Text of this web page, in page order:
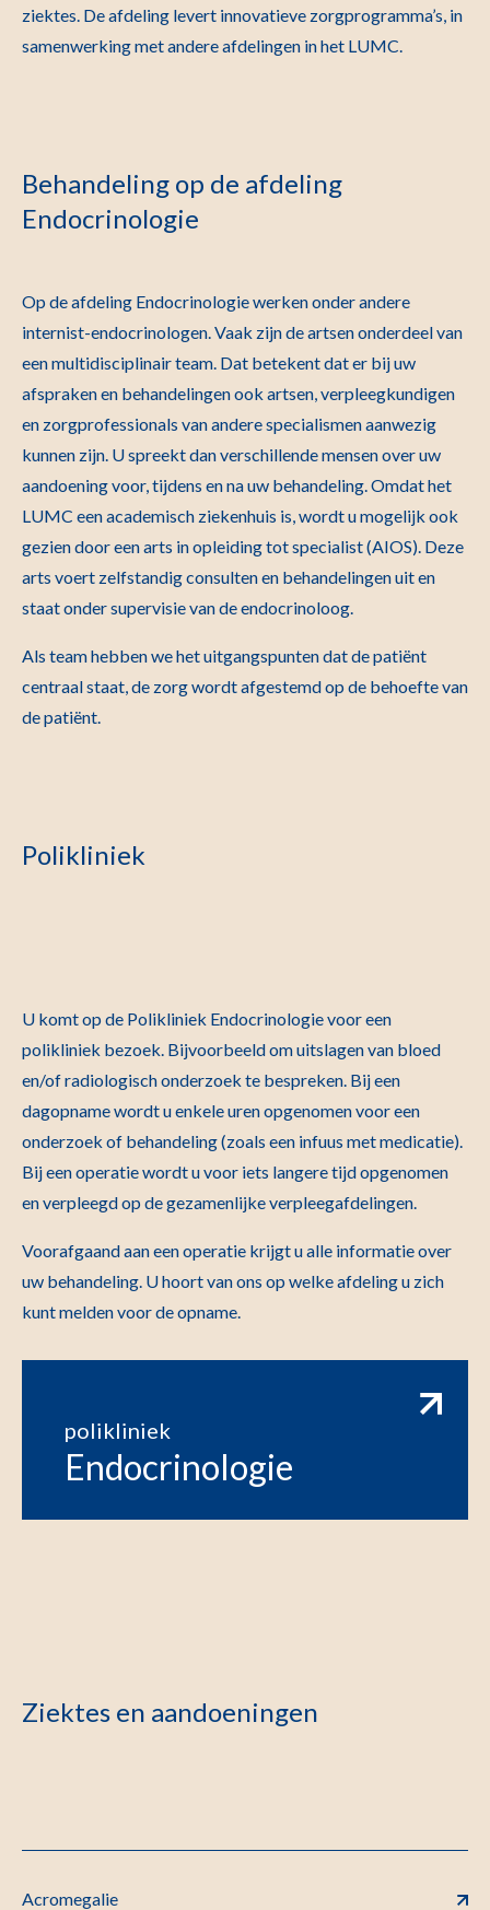
ziektes. De afdeling levert innovatieve zorgprogramma’s, in
samenwerking met andere afdelingen in het LUMC.
Behandeling op de afdeling
Endocrinologie
Op de afdeling Endocrinologie werken onder andere
internist-endocrinologen. Vaak zijn de artsen onderdeel van
een multidisciplinair team. Dat betekent dat er bij uw
afspraken en behandelingen ook artsen, verpleegkundigen
en zorgprofessionals van andere specialismen aanwezig
kunnen zijn. U spreekt dan verschillende mensen over uw
aandoening voor, tijdens en na uw behandeling. Omdat het
LUMC een academisch ziekenhuis is, wordt u mogelijk ook
gezien door een arts in opleiding tot specialist (AIOS). Deze
arts voert zelfstandig consulten en behandelingen uit en
staat onder supervisie van de endocrinoloog.
Als team hebben we het uitgangspunten dat de patiënt
centraal staat, de zorg wordt afgestemd op de behoefte van
de patiënt.
Polikliniek
U komt op de Polikliniek Endocrinologie voor een
polikliniek bezoek. Bijvoorbeeld om uitslagen van bloed
en/of radiologisch onderzoek te bespreken. Bij een
dagopname wordt u enkele uren opgenomen voor een
onderzoek of behandeling (zoals een infuus met medicatie).
Bij een operatie wordt u voor iets langere tijd opgenomen
en verpleegd op de gezamenlijke verpleegafdelingen.
Voorafgaand aan een operatie krijgt u alle informatie over
uw behandeling. U hoort van ons op welke afdeling u zich
kunt melden voor de opname.
polikliniek
Endocrinologie
Ziektes en aandoeningen
Acromegalie